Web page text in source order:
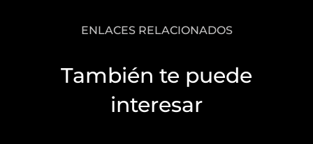
ENLACES RELACIONADOS
También te puede
interesar